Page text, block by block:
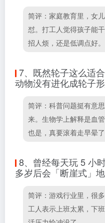
简评：家庭教育里，女
怼。打工人觉得孩子能
招人烦，还是低调点好。
7、 既然轮子这么适
动物没有进化成轮子
简评：科普问题挺有意
来。生物学上解释是血
也是，真要滚着走早晕了
8、 曾经每天玩 5 小
多岁后会「断崖式」
简评：游戏行业里，很
工人表示上班太累，下